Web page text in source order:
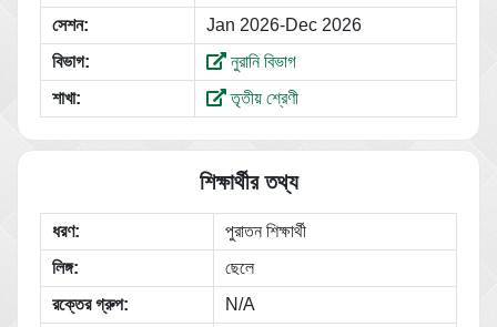
সেশন:
Jan 2026-Dec 2026
বিভাগ:
নুরানি বিভাগ
শাখা:
তৃতীয় শ্রেণী
শিক্ষার্থীর তথ্য
ধরণ:
পুরাতন শিক্ষার্থী
লিঙ্গ:
ছেলে
রক্তের গ্রুপ:
N/A